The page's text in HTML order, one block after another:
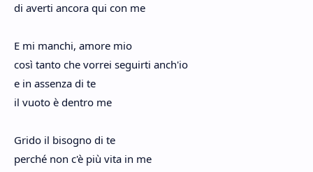
di averti ancora qui con me
E mi manchi, amore mio
così tanto che vorrei seguirti anch'io
e in assenza di te
il vuoto è dentro me
Grido il bisogno di te
perché non c'è più vita in me